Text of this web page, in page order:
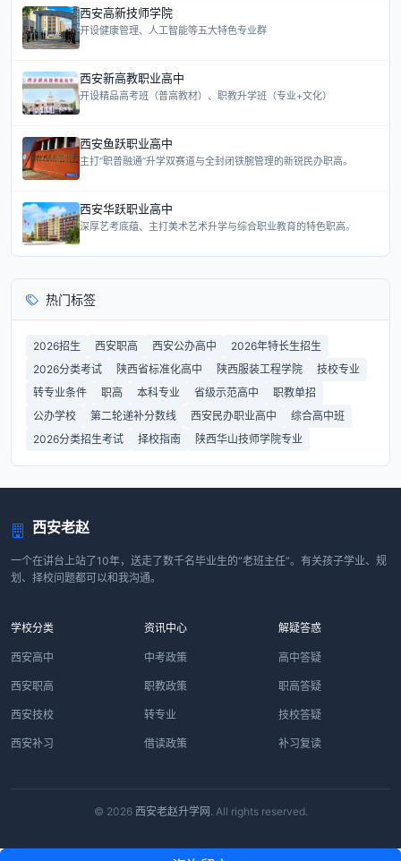
西安高新技师学院
开设健康管理、人工智能等五大特色专业群
西安新高教职业高中
开设精品高考班（普高教材）、职教升学班（专业+文化）
西安鱼跃职业高中
主打“职普融通”升学双赛道与全封闭铁腕管理的新锐民办职高。
西安华跃职业高中
深厚艺考底蕴、主打美术艺术升学与综合职业教育的特色职高。
热门标签
2026招生 西安职高 西安公办高中
2026年特长生招生
2026分类考试
陕西省标准化高中 陕西服装工程学院
技校专业
转专业条件
职高 本科专业 省级示范高中
职教单招
公办学校
第二轮递补分数线 西安民办职业高中
综合高中班
2026分类招生考试
择校指南 陕西华山技师学院专业
西安老赵
一个在讲台上站了10年，送走了数千名毕业生的“老班主任”。有关孩子学业、规
划、择校问题都可以和我沟通。
学校分类
西安高中
西安职高
西安技校
西安补习
资讯中心
中考政策
职教政策
转专业
借读政策
解疑答惑
高中答疑
职高答疑
技校答疑
补习复读
© 2026 西安老赵升学网 . All rights reserved.